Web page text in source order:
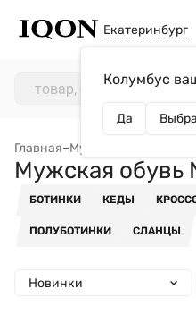
Екатеринбург
Колумбус
Да
Главная–Мужчинам
Мужская обувь
БОТИНКИ КЕДЫ
ПОЛУБОТИНКИ СЛАНЦЫ
Новинки